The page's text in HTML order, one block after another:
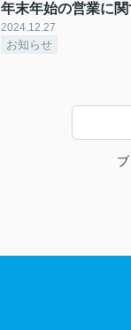
年末年始の営業に
2024.12.27
お知らせ